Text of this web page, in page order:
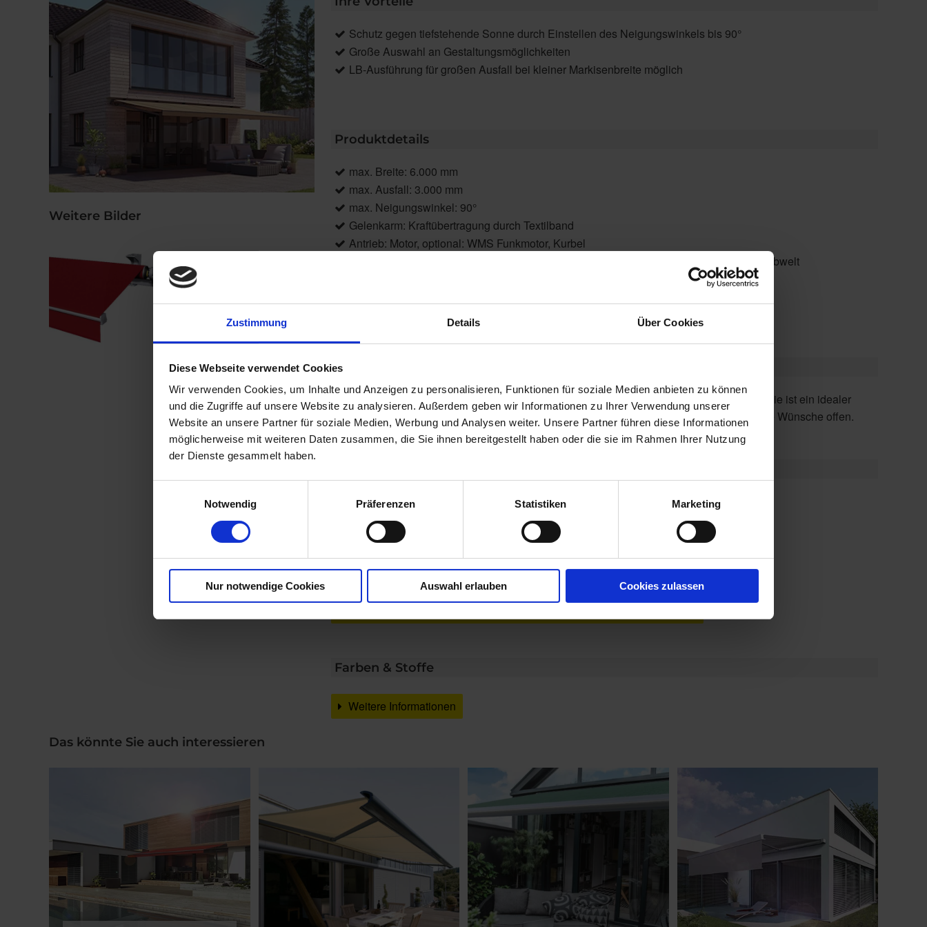
Zustimmung Details Über Cookies
Diese Webseite verwendet Cookies
Wir verwenden Cookies, um Inhalte und Anzeigen zu personalisieren, Funktionen für soziale Medien anbieten zu können
und die Zugriffe auf unsere Website zu analysieren. Außerdem geben wir Informationen zu Ihrer Verwendung unserer
Website an unsere Partner für soziale Medien, Werbung und Analysen weiter. Unsere Partner führen diese Informationen
möglicherweise mit weiteren Daten zusammen, die Sie ihnen bereitgestellt haben oder die sie im Rahmen Ihrer Nutzung
der Dienste gesammelt haben.
Notwendig
Präferenzen Statistiken Marketing
Nur notwendige Cookies Auswahl erlauben Cookies zulassen
Schutz gegen tiefstehende Sonne durch Einstellen des Neigungswinkels bis 90°
Große Auswahl an Gestaltungsmöglichkeiten
LB-Ausführung für großen Ausfall bei kleiner Markisenbreite möglich
Produktdetails
max. Breite: 6.000 mm
max. Ausfall: 3.000 mm
max. Neigungswinkel: 90°
Gelenkarm: Kraftübertragung durch Textilband
Antrieb: Motor, optional: WMS Funkmotor, Kurbel
Farbe: Pulverbeschichtet in RAL 9016, RAL 9006, W4916, optional gem. WAREMA Farbwelt
Markisentuch: Acryl, optional Acryl All Weather, Starlight Blue, Soltis 92, Twilight Pearl
Produktbeschreibung
Lust auf angenehme Sommerluft? Diese Gelenkarm-
Markise ist trotz des zurückhaltenden Designs
überzeugend in ihrer Funktion. Sie ist ein idealer
Schattenspender und lässt keine Wünsche offen.
LED-Stripe Lichtschiene
Heizstrahler
Bedienung mittels WMS Sender
WMS Windsensor schützt die Markise bei starkem Wind
Tuchbeschriftung (Siebdruck)
Farben & Stoffe
Weitere Informationen
Weitere Bilder
Das könnte Sie auch interessieren